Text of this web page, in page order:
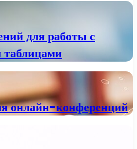
для работы с
онлайн-конференций